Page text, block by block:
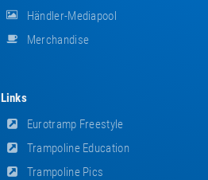
Händler-Mediapool
Merchandise
Links
Eurotramp Freestyle
Trampoline Education
Trampoline Pics